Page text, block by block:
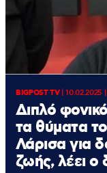
BIGPOST TV|10.02.2025
Διπλό
τα θύματα
Λάρισα για
ζωής, λέει ο